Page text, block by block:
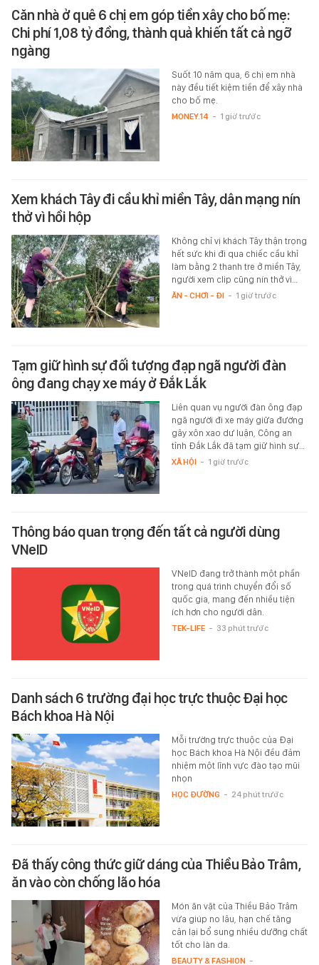
Căn nhà ở quê 6 chị em góp tiền xây cho bố mẹ:
Chi phí 1,08 tỷ đồng, thành quả khiến tất cả ngỡ
ngàng
Suốt 10 năm qua, 6 chị em nhà
này đều tiết kiệm tiền để xây nhà
cho bố mẹ.
MONEY.14 - 1 giờ trước
Xem khách Tây đi cầu khỉ miền Tây, dân mạng nín
thở vì hồi hộp
Không chỉ vị khách Tây thận trọng
hết sức khi đi qua chiếc cầu khỉ
làm bằng 2 thanh tre ở miền Tây,
người xem clip cũng nín thở vì…
ĂN - CHƠI - ĐI - 1 giờ trước
Tạm giữ hình sự đối tượng đạp ngã người đàn
ông đang chạy xe máy ở Đắk Lắk
Liên quan vụ người đàn ông đạp
ngã người đi xe máy giữa đường
gây xôn xao dư luận, Công an
tỉnh Đắk Lắk đã tạm giữ hình sự…
XÃ HỘI - 1 giờ trước
Thông báo quan trọng đến tất cả người dùng
VNeID
VNeID đang trở thành một phần
trong quá trình chuyển đổi số
quốc gia, mang đến nhiều tiện
ích hơn cho người dân.
TEK-LIFE - 33 phút trước
Danh sách 6 trường đại học trực thuộc Đại học
Bách khoa Hà Nội
Mỗi trường trực thuộc của Đại
học Bách khoa Hà Nội đều đảm
nhiệm một lĩnh vực đào tạo mũi
nhọn
HỌC ĐƯỜNG - 24 phút trước
Đã thấy công thức giữ dáng của Thiều Bảo Trâm,
ăn vào còn chống lão hóa
Món ăn vặt của Thiều Bảo Trâm
vừa giúp no lâu, hạn chế tăng
cân lại bổ sung nhiều dưỡng chất
tốt cho làn da.
BEAUTY & FASHION -